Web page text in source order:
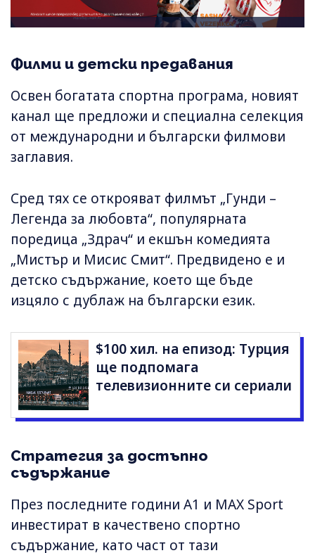
Филми и детски предавания
Освен богатата спортна програма, новият
канал ще предложи и специална селекция
от международни и български филмови
заглавия.
Сред тях се открояват филмът „Гунди –
Легенда за любовта“, популярната
поредица „Здрач“ и екшън комедията
„Мистър и Мисис Смит“. Предвидено е и
детско съдържание, което ще бъде
изцяло с дублаж на български език.
$100 хил. на епизод: Турция
ще подпомага
телевизионните си сериали
Стратегия за достъпно
съдържание
През последните години А1 и MAX Sport
инвестират в качествено спортно
съдържание, като част от тази